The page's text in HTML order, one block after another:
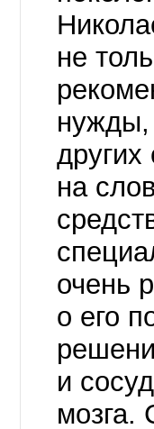
не
нужды,
на
очень
о его
и
мозга.